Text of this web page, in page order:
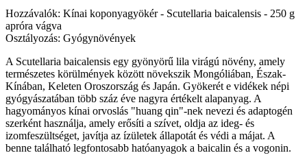
Hozzávalók: Kínai koponyagyökér - Scutellaria baicalensis - 250 g
apróra vágva
Osztályozás: Gyógynövények
A Scutellaria baicalensis egy gyönyörű lila virágú növény, amely
természetes körülmények között növekszik Mongóliában, Észak-
Kínában, Keleten Oroszország és Japán. Gyökerét e vidékek népi
gyógyászatában több száz éve nagyra értékelt alapanyag. A
hagyományos kínai orvoslás "huang qin"-nek nevezi és adaptogén
szerként használja, amely erősíti a szívet, oldja az ideg- és
izomfeszültséget, javítja az ízületek állapotát és védi a májat. A
benne található legfontosabb hatóanyagok a baicalin és a vogonin.